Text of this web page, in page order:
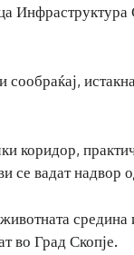
коридор,
се вадат надвор
во Град Скопје.